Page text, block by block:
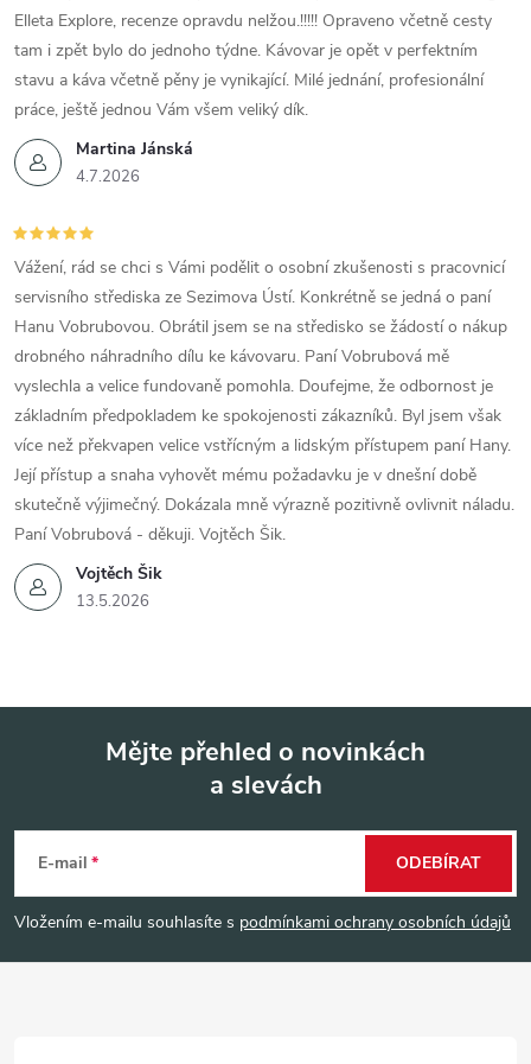
Martina Jánská
4.7.2026
Elleta Explore, recenze opravdu nelžou.!!!!! Opraveno včetně cesty
tam i zpět bylo do jednoho týdne. Kávovar je opět v perfektním
stavu a káva včetně pěny je vynikající. Milé jednání, profesionální
práce, ještě jednou Vám všem veliký dík.
Vojtěch Šik
13.5.2026
Vážení, rád se chci s Vámi podělit o osobní zkušenosti s pracovnicí
servisního střediska ze Sezimova Ústí. Konkrétně se jedná o paní
Hanu Vobrubovou. Obrátil jsem se na středisko se žádostí o nákup
drobného náhradního dílu ke kávovaru. Paní Vobrubová mě
vyslechla a velice fundovaně pomohla. Doufejme, že odbornost je
základním předpokladem ke spokojenosti zákazníků. Byl jsem však
více než překvapen velice vstřícným a lidským přístupem paní Hany.
Její přístup a snaha vyhovět mému požadavku je v dnešní době
skutečně výjimečný. Dokázala mně výrazně pozitivně ovlivnit náladu.
Paní Vobrubová - děkuji. Vojtěch Šik.
p
Mějte přehled o novinkách
a slevách
E-mail
Vložením e-mailu souhlasíte s podmínkami ochrany osobních údajů
ODEBÍRAT